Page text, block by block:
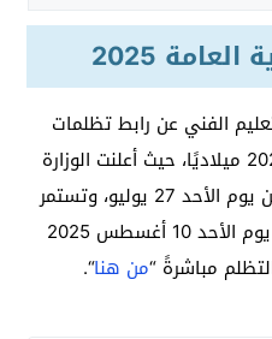
2025
الفني عن رابط تظلمات
الثانوية العامة للعام الحالي 2025 ميلاديًا، حيث أعلنت الوزارة
عن بدء تلقي التظلمات بداية من يوم الأحد 27 يوليو، وتستمر
حتى يوم 15 يومًا، حيث تنتهي يوم الأحد 10 أغسطس 2025
مباشرةً “من هنا“.